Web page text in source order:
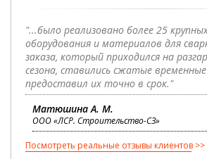
"...было реализовано более 25
оборудования и материалов для
заказа, который приходился на
сезона, ставились сжатые
предоставил их точно в срок."
Матюшина А. М.
ООО «ЛСР. Строительство-СЗ»
Посмотреть реальные отзывы клиентов